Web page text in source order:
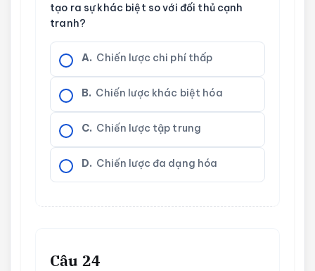
tạo ra sự khác biệt so với đối thủ cạnh
tranh?
A. Chiến lược chi phí thấp
B. Chiến lược khác biệt hóa
C. Chiến lược tập trung
D. Chiến lược đa dạng hóa
Câu 24